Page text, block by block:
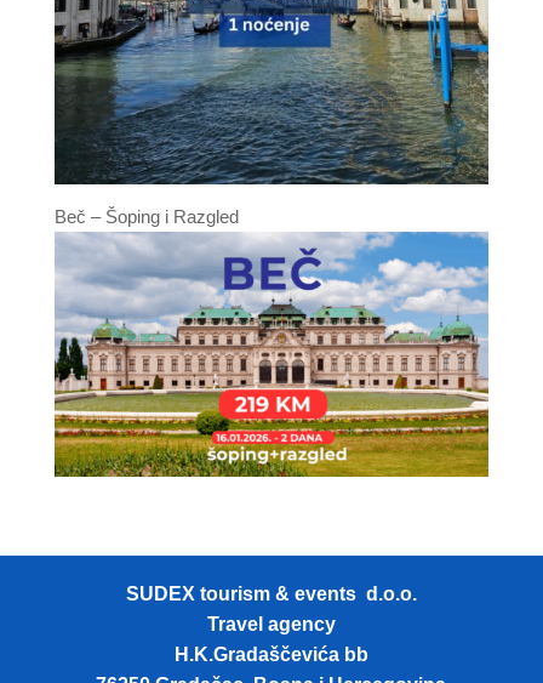
Beč – Šoping i Razgled
SUDEX tourism & events d.o.o.
Travel agency
H.K.Gradaščevića bb